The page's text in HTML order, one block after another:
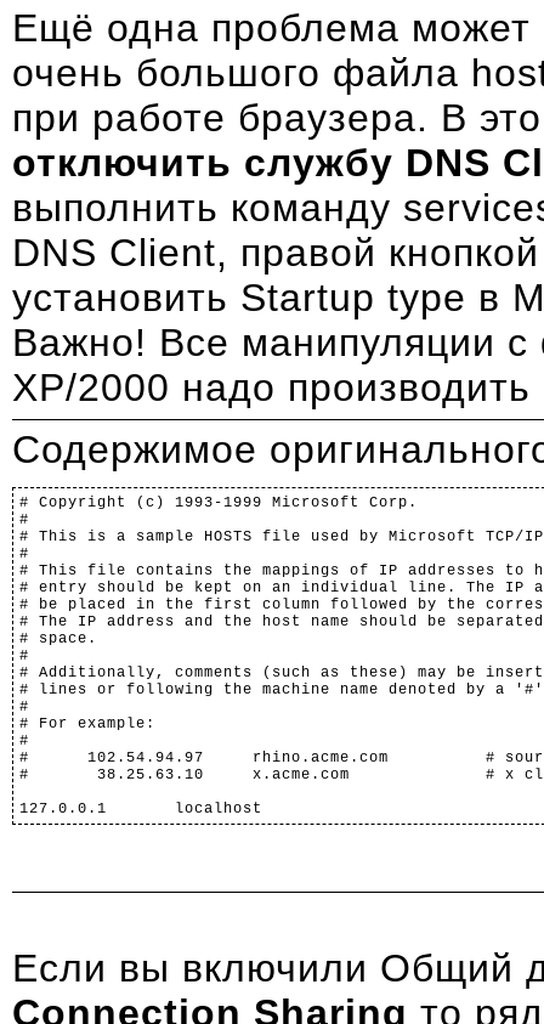
Ещё одна проблема может
очень большого файла
при работе браузера. В
отключить службу DNS
выполнить команду
DNS Client, правой
установить Startup type в
Важно! Все манипуляции
XP/2000 надо
Содержимое
# Copyright (c) 1993-1999 Microsoft Corp.
#
# This is a sample HOSTS file used by Microsoft TCP/
#
# This file contains the mappings of IP addresses to
# entry should be kept on an individual line. The IP
# be placed in the first column followed by the
# The IP address and the host name should be
# space.
#
# Additionally, comments (such as these) may be
# lines or following the machine name denoted by a
#
# For example:
#
#      102.54.94.97     rhino.acme.com          #
#       38.25.63.10     x.acme.com              # x
Если вы включили Общий
Connection Sharing то